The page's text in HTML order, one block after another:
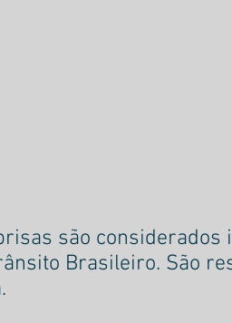
são considerados
Brasileiro. São